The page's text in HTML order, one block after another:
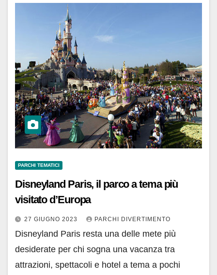
PARCHI TEMATICI
Disneyland Paris, il parco a tema più
visitato d’Europa
27 GIUGNO 2023 PARCHI DIVERTIMENTO
Disneyland Paris resta una delle mete più
desiderate per chi sogna una vacanza tra
attrazioni, spettacoli e hotel a tema a pochi